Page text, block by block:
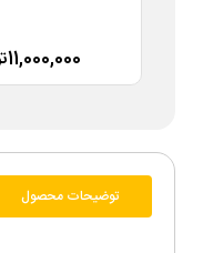
11,000,000تومان
توضیحات محصول